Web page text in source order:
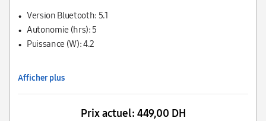
Version Bluetooth: 5.1
Autonomie (hrs): 5
Puissance (W): 4.2
Afficher plus
Prix actuel: 449,00 DH